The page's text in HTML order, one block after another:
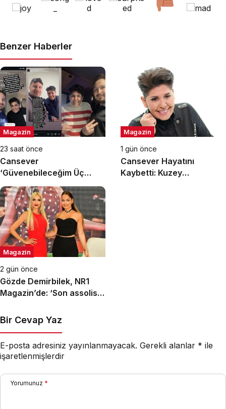
Benzer Haberler
Magazin
23 saat önce
Cansever
‘Güvenebileceğim Üç
İnsandan Biri’ Demişti:
Mahmut Görgen’den
Cansever’e Duygusal
Veda
Magazin
1 gün önce
Cansever Hayatını
Kaybetti: Kuzey
Magazin
2 gün önce
Gözde Demirbilek, NR1
Magazin’de: ‘Son assolist
Bir Cevap Yaz
E-posta adresiniz yayınlanmayacak. Gerekli alanlar * ile
işaretlenmişlerdir
Yorumunuz *